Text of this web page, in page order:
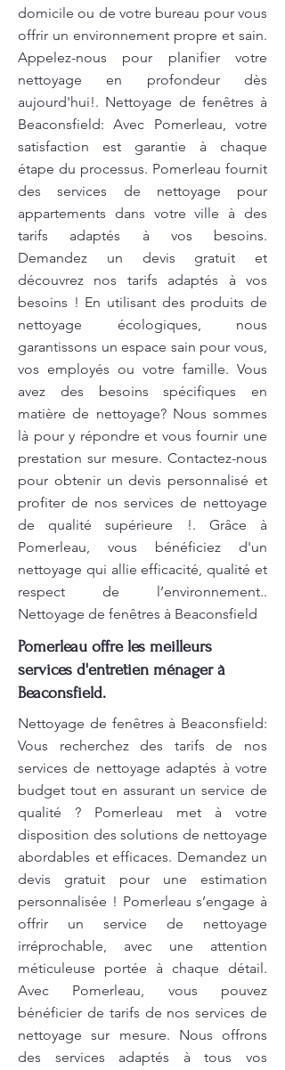
domicile ou de votre bureau pour vous
offrir un environnement propre et sain.
Appelez-nous pour planifier votre
nettoyage en profondeur dès
aujourd'hui!. Nettoyage de fenêtres à
Beaconsfield: Avec Pomerleau, votre
satisfaction est garantie à chaque
étape du processus. Pomerleau fournit
des services de nettoyage pour
appartements dans votre ville à des
tarifs adaptés à vos besoins.
Demandez un devis gratuit et
découvrez nos tarifs adaptés à vos
besoins ! En utilisant des produits de
nettoyage écologiques, nous
garantissons un espace sain pour vous,
vos employés ou votre famille. Vous
avez des besoins spécifiques en
matière de nettoyage? Nous sommes
là pour y répondre et vous fournir une
prestation sur mesure. Contactez-nous
pour obtenir un devis personnalisé et
profiter de nos services de nettoyage
de qualité supérieure !. Grâce à
Pomerleau, vous bénéficiez d'un
nettoyage qui allie efficacité, qualité et
respect de l’environnement..
Nettoyage de fenêtres à Beaconsfield
Pomerleau offre les meilleurs
services d'entretien ménager à
Beaconsfield.
Nettoyage de fenêtres à Beaconsfield:
Vous recherchez des tarifs de nos
services de nettoyage adaptés à votre
budget tout en assurant un service de
qualité ? Pomerleau met à votre
disposition des solutions de nettoyage
abordables et efficaces. Demandez un
devis gratuit pour une estimation
personnalisée ! Pomerleau s’engage à
offrir un service de nettoyage
irréprochable, avec une attention
méticuleuse portée à chaque détail.
Avec Pomerleau, vous pouvez
bénéficier de tarifs de nos services de
nettoyage sur mesure. Nous offrons
des services adaptés à tous vos